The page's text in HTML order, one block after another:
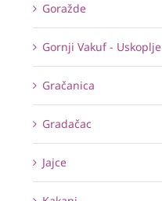
Goražde
Gornji Vakuf - Uskoplje
Gračanica
Gradačac
Jajce